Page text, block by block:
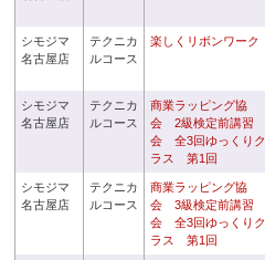
シモジマ
名古屋店
テクニカ
ルコース
楽しくリボンワーク
シモジマ
名古屋店
テクニカ
ルコース
商業ラッピング協
会 2級検定前講習
会 全3回ゆっくりク
ラス 第1回
シモジマ
名古屋店
テクニカ
ルコース
商業ラッピング協
会 3級検定前講習
会 全3回ゆっくりク
ラス 第1回